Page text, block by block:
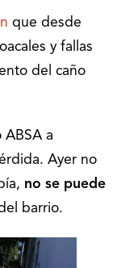
que desde
y fallas
del caño
a
Ayer no
no se puede
barrio.